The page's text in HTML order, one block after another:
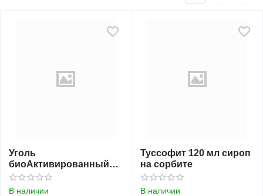
Уголь
биоАктивированный
250 мг №10 табл.
БИОТЕРРА
В наличии
Туссофит 120 мл сироп
на сорбите
В наличии